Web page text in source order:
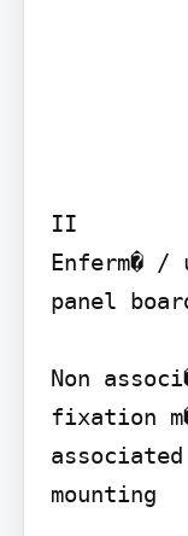
II
Enferm� /
panel
Non
fixation
mounting